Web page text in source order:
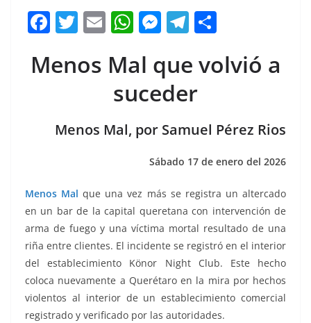
F
c
o
T
itt
E
ai
W
at
s
A
p
M
ss
e
n
g
er
T
e
gr
a
m
m
tir
Menos Mal que volvió a
suceder
Menos Mal, por Samuel Pérez Rios
Sábado 17 de enero del 2026
Menos Mal que una vez más se registra un altercado
en un bar de la capital queretana con intervención de
arma de fuego y una víctima mortal resultado de una
riña entre clientes. El incidente se registró en el interior
del establecimiento Könor Night Club. Este hecho
coloca nuevamente a Querétaro en la mira por hechos
violentos al interior de un establecimiento comercial
registrado y verificado por las autoridades.